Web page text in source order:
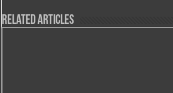
Related Articles